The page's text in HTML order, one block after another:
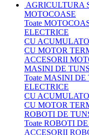
AGRICULTURA
MOTOCOASE
Toate
ELECTRICE
CU
CU MOTOR
ACCESORII
MASINI DE
Toate MASINI
ELECTRICE
CU
CU MOTOR
ROBOTI DE
Toate ROBOTI
ACCESORII